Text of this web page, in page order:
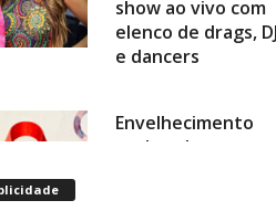
elenco de drags, DJs
e dancers
acelerado: pessoas